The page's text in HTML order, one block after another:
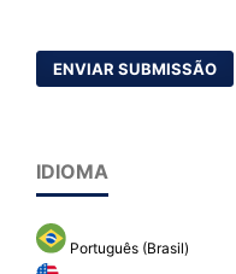
ENVIAR SUBMISSÃO
IDIOMA
Português (Brasil)